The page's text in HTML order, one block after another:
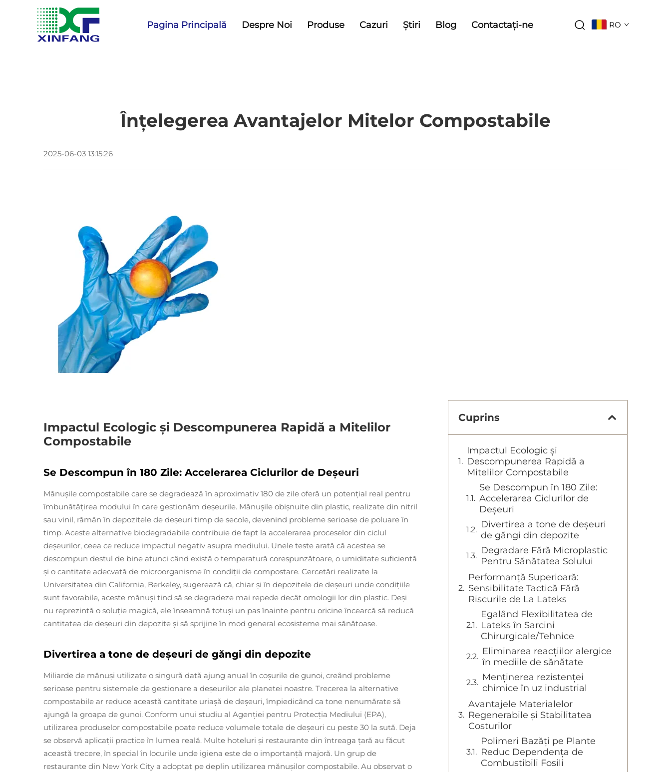
Pagina Principală Despre Noi Produse Cazuri Știri Blog Contactați-ne RO
Înțelegerea Avantajelor Mitelor Compostabile
2025-06-03 13:15:26
Impactul Ecologic și Descompunerea Rapidă a Mitelilor
Compostabile
Se Descompun în 180 Zile: Accelerarea Ciclurilor de Deșeuri
Mănușile compostabile care se degradează în aproximativ 180 de zile oferă un potențial real pentru
îmbunătățirea modului în care gestionăm deșeurile. Mănușile obișnuite din plastic, realizate din nitril
sau vinil, rămân în depozitele de deșeuri timp de secole, devenind probleme serioase de poluare în
timp. Aceste alternative biodegradabile contribuie de fapt la accelerarea proceselor din ciclul
deșeurilor, ceea ce reduce impactul negativ asupra mediului. Unele teste arată că acestea se
descompun destul de bine atunci când există o temperatură corespunzătoare, o umiditate suficientă
și o cantitate adecvată de microorganisme în condiții de compostare. Cercetări realizate la
Universitatea din California, Berkeley, sugerează că, chiar și în depozitele de deșeuri unde condițiile
sunt favorabile, aceste mănuși tind să se degradeze mai repede decât omologii lor din plastic. Deși
nu reprezintă o soluție magică, ele înseamnă totuși un pas înainte pentru oricine încearcă să reducă
cantitatea de deșeuri din depozite și să sprijine în mod general ecosisteme mai sănătoase.
Divertirea a tone de deșeuri de găngi din depozite
Miliarde de mănuși utilizate o singură dată ajung anual în coșurile de gunoi, creând probleme
serioase pentru sistemele de gestionare a deșeurilor ale planetei noastre. Trecerea la alternative
compostabile ar reduce această cantitate uriașă de deșeuri, împiedicând ca tone nenumărate să
ajungă la groapa de gunoi. Conform unui studiu al Agenției pentru Protecția Mediului (EPA),
utilizarea produselor compostabile poate reduce volumele totale de deșeuri cu peste 30 la sută. Deja
se observă aplicații practice în lumea reală. Multe hoteluri și restaurante din întreaga țară au făcut
această trecere, în special în locurile unde igiena este de o importanță majoră. Un grup de
restaurante din New York City a adoptat pe deplin utilizarea mănușilor compostabile. Au observat o
Cuprins
Impactul Ecologic și
Descompunerea Rapidă a
Mitelilor Compostabile
Se Descompun în 180 Zile:
Accelerarea Ciclurilor de
Deșeuri
Divertirea a tone de deșeuri
de găngi din depozite
Degradare Fără Microplastic
Pentru Sănătatea Solului
Performanță Superioară:
Sensibilitate Tactică Fără
Riscurile de La Lateks
Egalând Flexibilitatea de
Lateks în Sarcini
Chirurgicale/Tehnice
Eliminarea reacțiilor alergice
în mediile de sănătate
Menținerea rezistenței
chimice în uz industrial
Avantajele Materialelor
Regenerabile și Stabilitatea
Costurilor
Polimeri Bazăți pe Plante
Reduc Dependența de
Combustibili Fosili